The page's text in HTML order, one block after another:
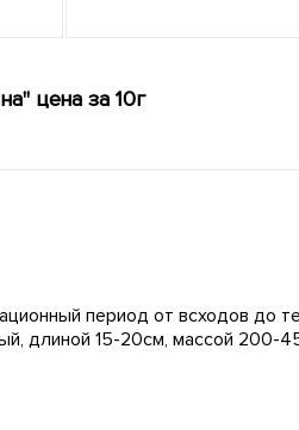
цена за 10г
период от всходов до
длиной 15-20см, массой 200-